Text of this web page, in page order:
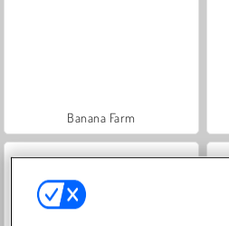
Banana Farm